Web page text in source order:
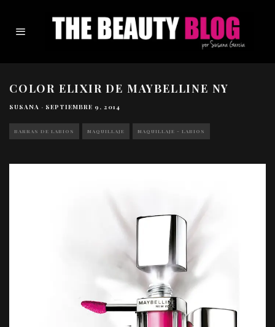
COLOR ELIXIR DE MAYBELLINE NY
SUSANA · SEPTIEMBRE 9, 2014
BARRAS DE LABIOS MAQUILLAJE MAQUILLAJE - LABIOS